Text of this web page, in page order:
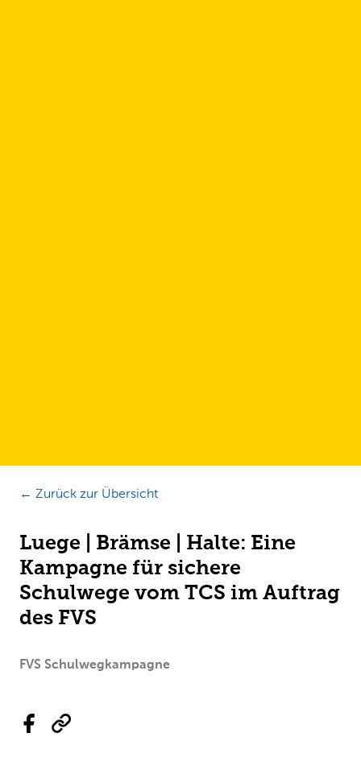
← Zurück zur Übersicht
Luege | Brämse | Halte: Eine
Kampagne für sichere
Schulwege vom TCS im Auftrag
des FVS
FVS Schulwegkampagne